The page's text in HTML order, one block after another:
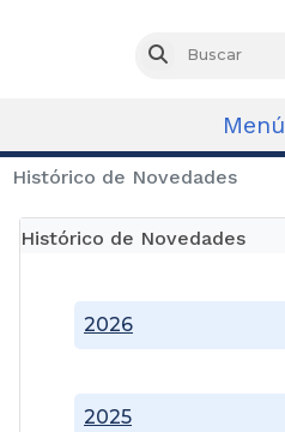
Buscar
Menú
Histórico de Novedades
Histórico de Novedades
2025
2026